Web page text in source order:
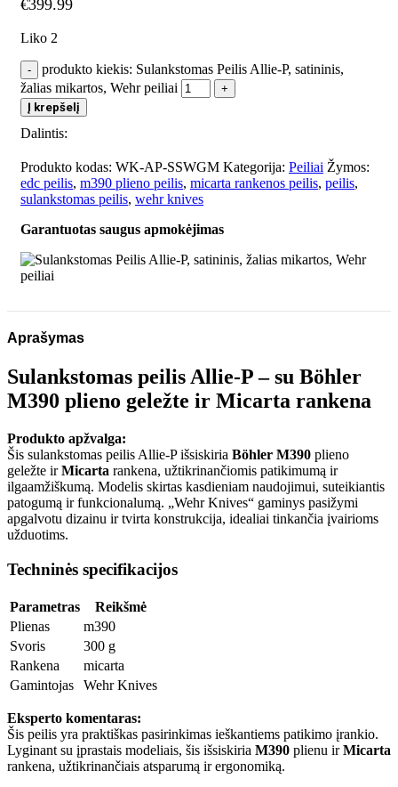
€399.99
Liko 2
produkto kiekis: Sulankstomas Peilis Allie-P, satininis,
žalias mikartos, Wehr peiliai
Į krepšelį
Dalintis:
Produkto kodas: WK-AP-SSWGM Kategorija: Peiliai Žymos:
edc peilis, m390 plieno peilis, micarta rankenos peilis, peilis,
sulankstomas peilis, wehr knives
Garantuotas saugus apmokėjimas
Aprašymas
Sulankstomas peilis Allie-P – su Böhler
M390 plieno geležte ir Micarta rankena
Produkto apžvalga:
Šis sulankstomas peilis Allie-P išsiskiria Böhler M390 plieno
geležte irMicarta rankena, užtikrinančiomis patikimumą ir
ilgaamžiškumą. Modelis skirtas kasdieniam naudojimui, suteikiantis
patogumą ir funkcionalumą. „Wehr Knives“ gaminys pasižymi
apgalvotu dizainu ir tvirta konstrukcija, idealiai tinkančia įvairioms
užduotims.
Techninės specifikacijos
Parametras
Reikšmė
Plienas
m390
Svoris
300 g
Rankena
micarta
Gamintojas
Wehr Knives
Eksperto komentaras:
Šis peilis yra praktiškas pasirinkimas ieškantiems patikimo įrankio.
Lyginant su įprastais modeliais, šis išsiskiria M390 plienu irMicarta
rankena, užtikrinančiais atsparumą ir ergonomiką.